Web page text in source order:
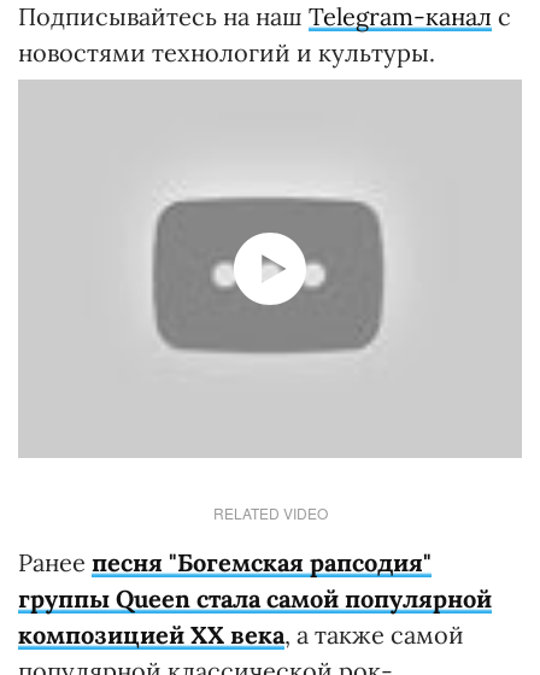
Подписывайтесь на наш Telegram-канал с
новостями технологий и культуры.
RELATED VIDEO
Ранее песня "Богемская рапсодия"
группы Queen стала самой популярной
композицией XX века, а также самой